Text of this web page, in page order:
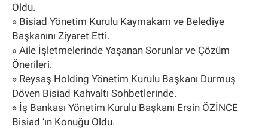
Oldu.
» Bisiad Yönetim Kurulu Kaymakam ve Belediye
Başkanını Ziyaret Etti.
» Aile İşletmelerinde Yaşanan Sorunlar ve Çözüm
Önerileri.
» Reysaş Holding Yönetim Kurulu Başkanı Durmuş
Döven Bisiad Kahvaltı Sohbetlerinde.
» İş Bankası Yönetim Kurulu Başkanı Ersin ÖZİNCE
Bisiad ‘ın Konuğu Oldu.